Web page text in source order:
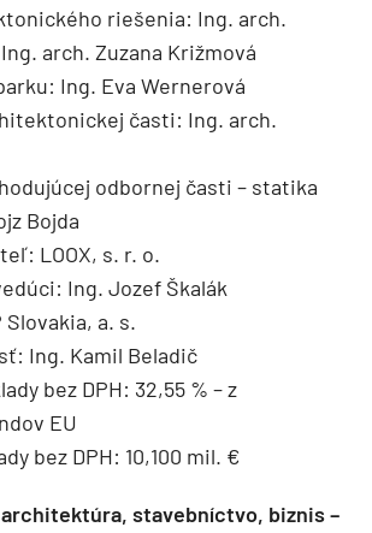
riešenia: Ing. arch.
arch. Zuzana Križmová
Ing. Eva Wernerová
časti: Ing. arch.
odbornej časti – statika
Bojda
LOOX, s. r. o.
Ing. Jozef Škalák
a. s.
Ing. Kamil Beladič
bez DPH: 32,55 % – z
EU
bez DPH: 10,100 mil. €
architektúra, stavebníctvo, biznis –